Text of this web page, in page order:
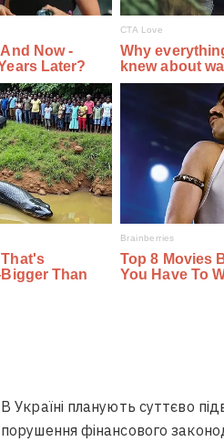
В Україні планують суттєво
порушення фінансового